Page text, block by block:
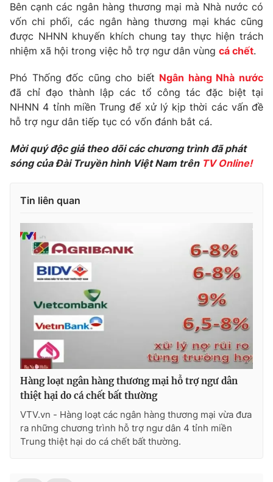
Khán giả
Giải sao mai
Sao
Du lịch
Làm đẹp
Chất lượng cuộc sống
Giáo dục
Tuyển sinh
Công nghệ
Hitech Công nghệ tương lai
Sản phẩm
Thị trường
Tư vấn
Giao lưu trực tuyến
Lịch phát sóng
Chuyên mục khác
Emagazine
Photo
Video Shorts video
VTV Money VTV Thể thao
VTV Sức khoẻ Bất động sản
Thị trường 24h Tấm lòng Việt
Vươn mình bằng AI
VTV9 VTV8
Liên hệ tòa soạn
Bên cạnh các ngân hàng thương mại mà Nhà nước có
vốn chi phối, các ngân hàng thương mại khác cũng
được NHNN khuyến khích chung tay thực hiện trách
nhiệm xã hội trong việc hỗ trợ ngư dân vùng cá chết.
Phó Thống đốc cũng cho biết Ngân hàng Nhà nước
đã chỉ đạo thành lập các tổ công tác đặc biệt tại
NHNN 4 tỉnh miền Trung để xử lý kịp thời các vấn đề
hỗ trợ ngư dân tiếp tục có vốn đánh bắt cá.
Mời quý độc giả theo dõi các chương trình đã phát
sóng của Đài Truyền hình Việt Nam trên TV Online!
Tin liên quan
Hàng loạt ngân hàng thương mại hỗ trợ ngư dân
thiệt hại do cá chết bất thường
VTV.vn - Hàng loạt các ngân hàng thương mại vừa đưa
ra những chương trình hỗ trợ ngư dân 4 tỉnh miền
Trung thiệt hại do cá chết bất thường.